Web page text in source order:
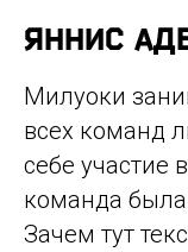
ЯННИС
Милуоки
всех команд
себе участие
команда
Зачем тут